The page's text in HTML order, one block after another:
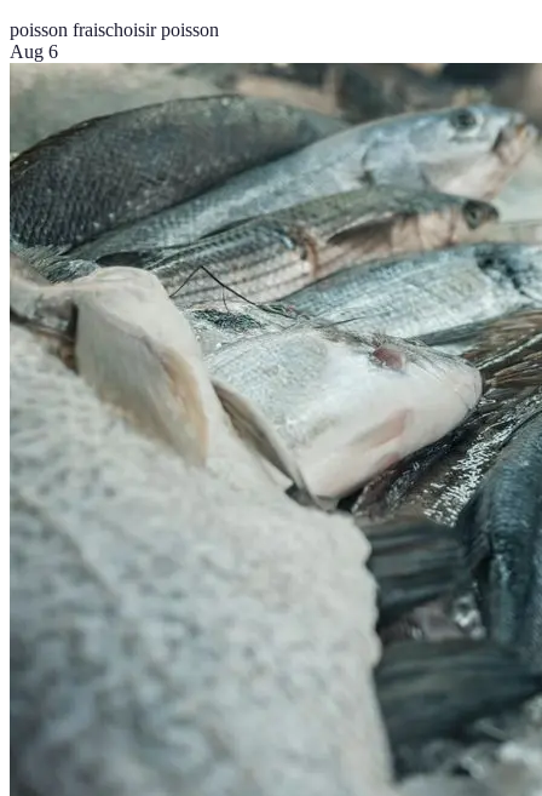
poisson fraischoisir poisson
Aug 6